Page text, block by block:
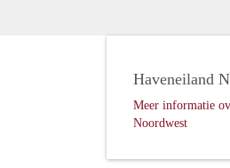
Haveneiland
Meer informatie
Noordwest